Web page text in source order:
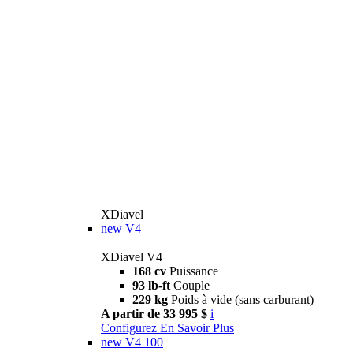
XDiavel
new V4
XDiavel V4
168 cv Puissance
93 lb-ft Couple
229 kg Poids à vide (sans carburant)
A partir de 33 995 $ i
Configurez En Savoir Plus
new V4 100